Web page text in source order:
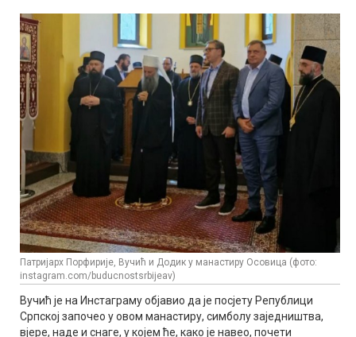
Патријарх Порфирије, Вучић и Додик у манастиру Осовица (фото:
instagram.com/buducnostsrbijeav)
Вучић је на Инстаграму објавио да је посјету Републици
Српској започео у овом манастиру, симболу заједништва,
вјере, наде и снаге, у којем ће, како је навео, почети